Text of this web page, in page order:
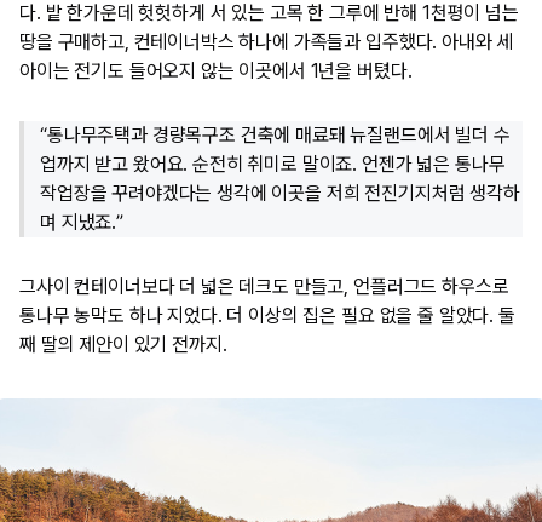
다. 밭 한가운데 헛헛하게 서 있는 고목 한 그루에 반해 1천평이 넘는
땅을 구매하고, 컨테이너박스 하나에 가족들과 입주했다. 아내와 세
아이는 전기도 들어오지 않는 이곳에서 1년을 버텼다.
“통나무주택과 경량목구조 건축에 매료돼 뉴질랜드에서 빌더 수
업까지 받고 왔어요. 순전히 취미로 말이죠. 언젠가 넓은 통나무
작업장을 꾸려야겠다는 생각에 이곳을 저희 전진기지처럼 생각하
며 지냈죠.”
그사이 컨테이너보다 더 넓은 데크도 만들고, 언플러그드 하우스로
통나무 농막도 하나 지었다. 더 이상의 집은 필요 없을 줄 알았다. 둘
째 딸의 제안이 있기 전까지.